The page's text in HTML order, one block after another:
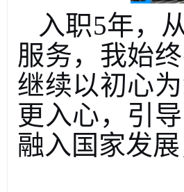
入职5年，
服务，我始
继续以初心
更入心，引
融入国家发